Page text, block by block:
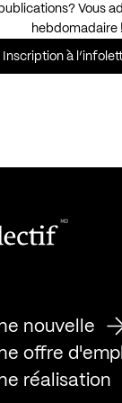
Vous
hebdomadaire !
Inscription à
nouvelle
offre
réalisation